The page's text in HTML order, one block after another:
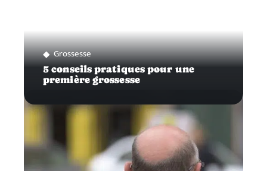
Grossesse
5 conseils pratiques pour une
première grossesse